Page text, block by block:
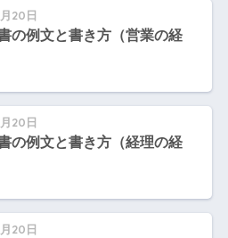
20日
の例文と書き方（営業の経
20日
の例文と書き方（経理の経
20日